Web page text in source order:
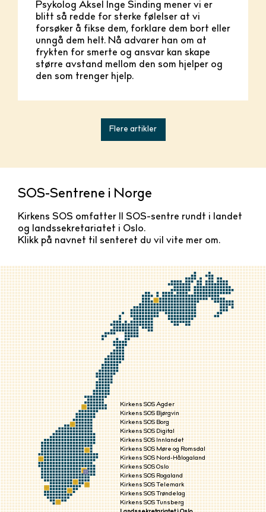
Psykolog Aksel Inge Sinding mener vi er
blitt så redde for sterke følelser at vi
forsøker å fikse dem, forklare dem bort eller
unngå dem helt. Nå advarer han om at
frykten for smerte og ansvar kan skape
større avstand mellom den som hjelper og
den som trenger hjelp.
Flere artikler
SOS-Sentrene i Norge
Kirkens SOS omfatter 11 SOS-sentre rundt i landet
og landssekretariatet i Oslo.
Klikk på navnet til senteret du vil vite mer om.
Kirkens SOS Agder
Kirkens SOS Bjørgvin
Kirkens SOS Borg
Kirkens SOS Digital
Kirkens SOS Innlandet
Kirkens SOS Møre og Romsdal
Kirkens SOS Nord-Hålogaland
Kirkens SOS Oslo
Kirkens SOS Rogaland
Kirkens SOS Telemark
Kirkens SOS Trøndelag
Kirkens SOS Tunsberg